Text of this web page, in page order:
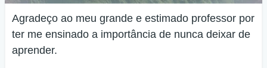
Agradeço ao meu grande e estimado professor por
ter me ensinado a importância de nunca deixar de
aprender.